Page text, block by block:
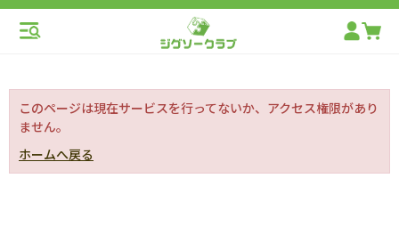
このページは現在サービスを行ってないか、アクセス権限があり
ません。
ホームへ戻る